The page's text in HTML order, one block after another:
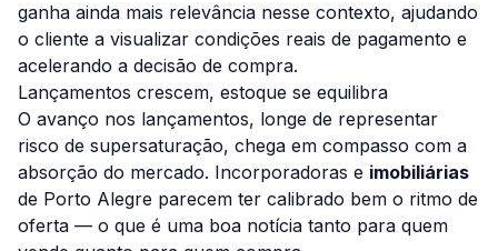
ganha ainda mais relevância nesse contexto, ajudando
o cliente a visualizar condições reais de pagamento e
acelerando a decisão de compra.
Lançamentos crescem, estoque se equilibra
O avanço nos lançamentos, longe de representar
risco de supersaturação, chega em compasso com a
absorção do mercado. Incorporadoras e imobiliárias
de Porto Alegre parecem ter calibrado bem o ritmo de
oferta — o que é uma boa notícia tanto para quem